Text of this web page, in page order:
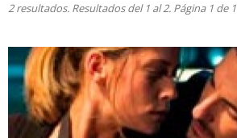
2 resultados. Resultados del 1 al 2. Página 1 de 1